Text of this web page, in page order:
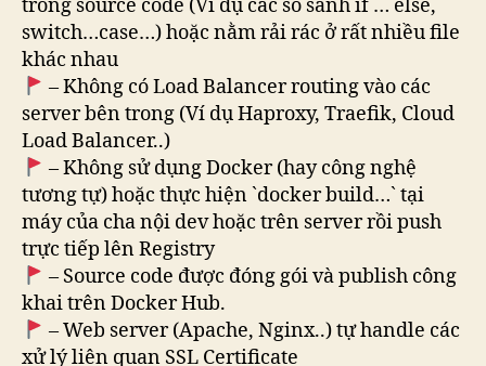
trong source code (Ví dụ các so sánh if … else,
switch…case…) hoặc nằm rải rác ở rất nhiều file
khác nhau
– Không có Load Balancer routing vào các
server bên trong (Ví dụ Haproxy, Traefik, Cloud
Load Balancer..)
– Không sử dụng Docker (hay công nghệ
tương tự) hoặc thực hiện `docker build…` tại
máy của cha nội dev hoặc trên server rồi push
trực tiếp lên Registry
– Source code được đóng gói và publish công
khai trên Docker Hub.
– Web server (Apache, Nginx..) tự handle các
xử lý liên quan SSL Certificate